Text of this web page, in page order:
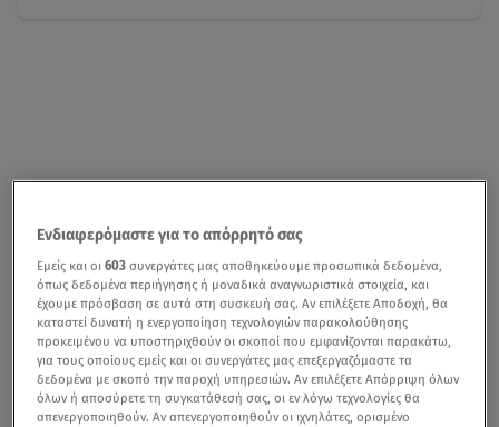
Ενδιαφερόμαστε για το απόρρητό σας
Εμείς και οι603 συνεργάτες μας αποθηκεύουμε προσωπικά δεδομένα,
όπως δεδομένα περιήγησης ή μοναδικά αναγνωριστικά στοιχεία, και
έχουμε πρόσβαση σε αυτά στη συσκευή σας. Αν επιλέξετε Αποδοχή, θα
καταστεί δυνατή η ενεργοποίηση τεχνολογιών παρακολούθησης
προκειμένου να υποστηριχθούν οι σκοποί που εμφανίζονται παρακάτω,
για τους οποίους εμείς και οι συνεργάτες μας επεξεργαζόμαστε τα
δεδομένα με σκοπό την παροχή υπηρεσιών. Αν επιλέξετε Απόρριψη όλων
όλων ή αποσύρετε τη συγκατάθεσή σας, οι εν λόγω τεχνολογίες θα
απενεργοποιηθούν. Αν απενεργοποιηθούν οι ιχνηλάτες, ορισμένο